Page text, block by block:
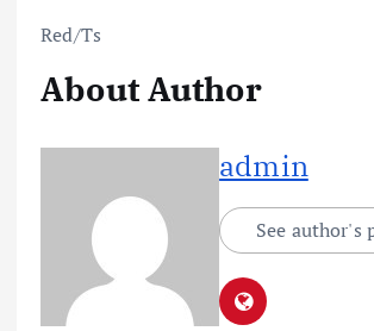
Red/Ts
About Author
admin
See author's